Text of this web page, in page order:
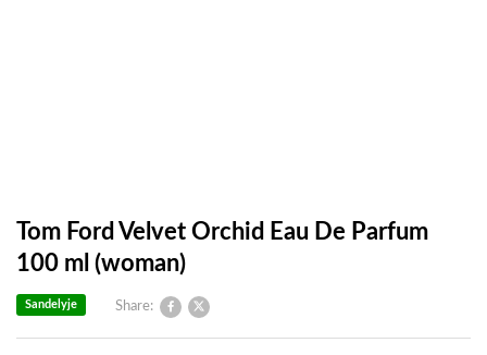
Tom Ford Velvet Orchid Eau De Parfum
100 ml (woman)
Share:
Sandelyje